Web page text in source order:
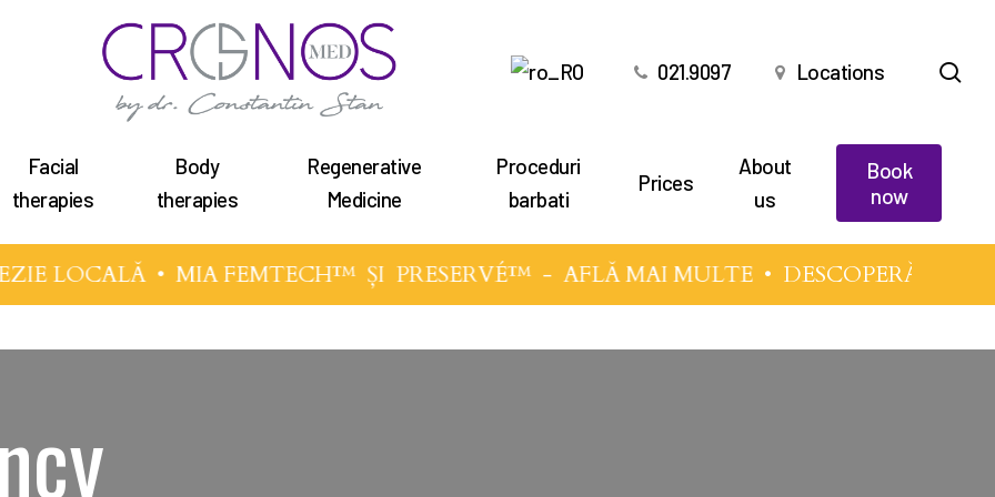
021.9097 Locations
Facial
therapies
Body
therapies
Regenerative
Medicine
Proceduri
barbati
Prices
About
us
Book
now
LOCALĂ •MIA FEMTECH™ȘIPRESERVÉ™-AFLĂ MAI MULTE• DESCOPERĂ